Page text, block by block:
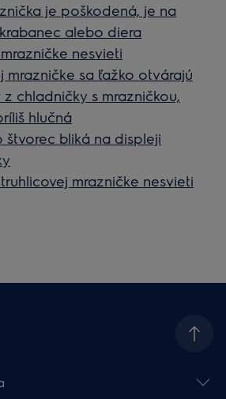
je poškodená, je na
alebo diera
nesvieti
mrazničke sa ťažko otvárajú
chladničky s mrazničkou,
hlučná
štvorec bliká na displeji
mrazničke nesvieti